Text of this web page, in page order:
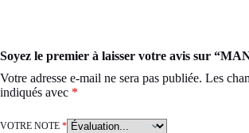
Soyez le premier à laisser votre avis sur
Votre adresse e-mail ne sera pas publiée. Les
indiqués avec *
VOTRE NOTE *